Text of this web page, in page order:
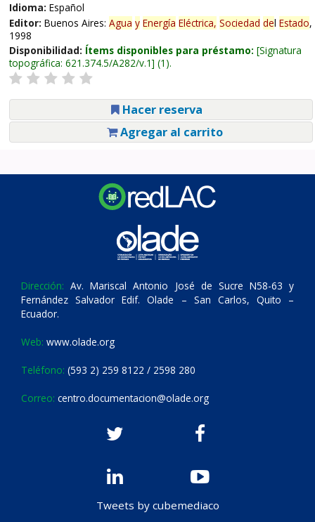
Idioma: Español
Editor: Buenos Aires: Agua y Energía Eléctrica, Sociedad del Estado,
1998
Disponibilidad: Ítems disponibles para préstamo: Signatura
topográfica: 621.374.5/A282/v.1 (1).
Hacer reserva
Agregar al carrito
Dirección: Av. Mariscal Antonio José de Sucre N58-63 y
Fernández Salvador Edif. Olade – San Carlos, Quito –
Ecuador.
Web: www.olade.org
Teléfono: (593 2) 259 8122 / 2598 280
Correo: centro.documentacion@olade.org
Tweets by cubemediaco